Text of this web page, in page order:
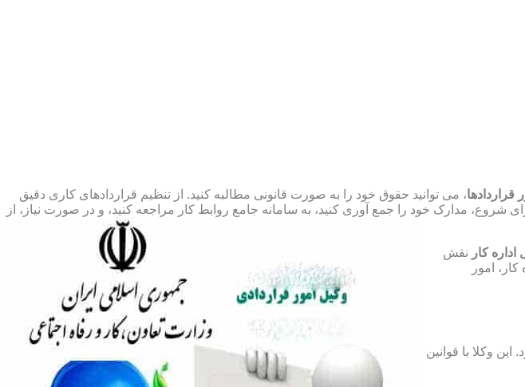
قراردادها، می توانید حقوق خود را به صورت قانونی مطالبه کنید. از تنظیم قراردادهای کاری دقیق
شروع، مدارک خود را جمع آوری کنید، به سامانه جامع روابط کار مراجعه کنید، و در صورت نیاز، از
اداره کار نقش
امور
وکلا با قوانین